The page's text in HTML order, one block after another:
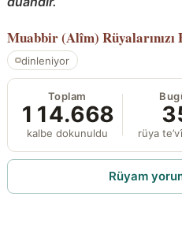
Muabbir (Alîm)
dinleniyor
Toplam
114.668
kalbe dokunuldu rüya
Rüyam